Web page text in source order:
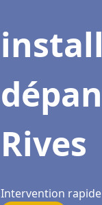
Rives
Intervention rapide